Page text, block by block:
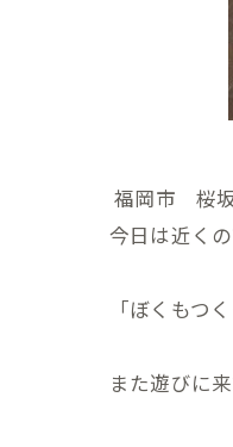
福岡市 桜坂
今日は近く
「ぼくもつ
また遊びに